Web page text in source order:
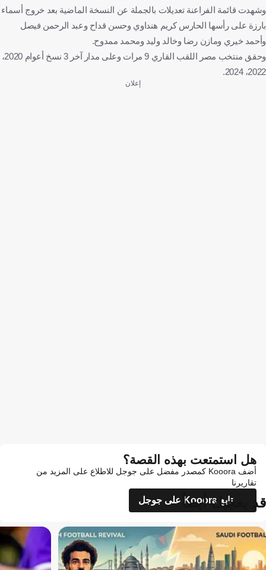
وشهدت قائمة الفراعنة تعديلات بالجملة عن النسخة الماضية بعد خروج أسماء
بارزة على رأسها الحارس كريم هنداوي وحسن قداح وعبد الرحمن فيصل
وأحمد خيري ومازن رضا وخالد وليد ومحمد ممدوح.
وحقق منتخب مصر اللقب القاري 9 مرات وعلى مدار آخر 3 نسخ أعوام 2020،
2022، 2024.
إعلان
هل استمتعت بهذه القصة؟
أضف Kooora كمصدر مفضل على جوجل للاطلاع على المزيد من
تقاريرنا
تابع Kooora على جوجل
قد يعجبك أيضاً